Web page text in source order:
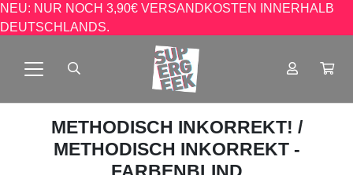
NEU: NUR NOCH 3,90€ VERSANDKOSTEN INNERHALB
DEUTSCHLANDS.
METHODISCH INKORREKT! /
METHODISCH INKORREKT -